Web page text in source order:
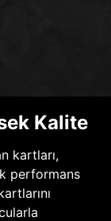
Kalite
kartları,
performans